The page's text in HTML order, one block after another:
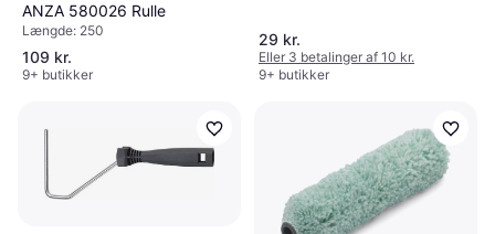
ANZA 580026 Rulle
Længde: 250
109 kr.
9+ butikker
29 kr.
Eller 3 betalinger af 10 kr.
9+ butikker